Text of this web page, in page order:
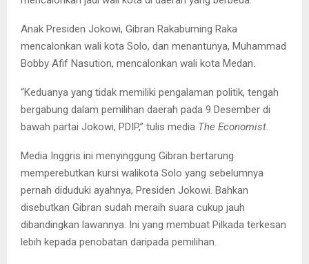
Anak Presiden Jokowi, Gibran Rakabuming Raka
mencalonkan wali kota Solo, dan menantunya, Muhammad
Bobby Afif Nasution, mencalonkan wali kota Medan.
“Keduanya yang tidak memiliki pengalaman politik, tengah
bergabung dalam pemilihan daerah pada 9 Desember di
bawah partai Jokowi, PDIP,” tulis media The Economist.
Media Inggris ini menyinggung Gibran bertarung
memperebutkan kursi walikota Solo yang sebelumnya
pernah diduduki ayahnya, Presiden Jokowi. Bahkan
disebutkan Gibran sudah meraih suara cukup jauh
dibandingkan lawannya. Ini yang membuat Pilkada terkesan
lebih kepada penobatan daripada pemilihan.